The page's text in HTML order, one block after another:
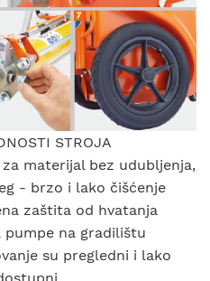
STROJA
materijal bez udubljenja,
- brzo i lako čišćenje
zaštita od hvatanja
pumpe na gradilištu
su pregledni i lako